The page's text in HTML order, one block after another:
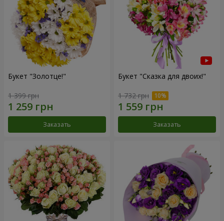
Букет "Золотце!"
1 399 грн
Заказать
Букет "Сказка для двоих!"
1 732 грн
Заказать